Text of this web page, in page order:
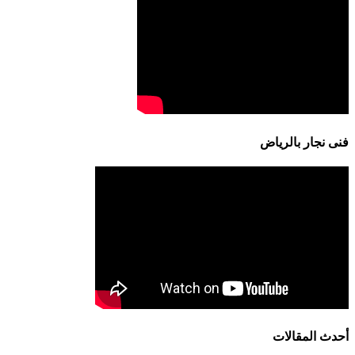
فنى نجار بالرياض
أحدث المقالات